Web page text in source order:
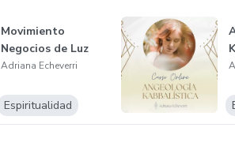
Movimiento
Negocios de Luz
Adriana Echeverri
Espiritualidad